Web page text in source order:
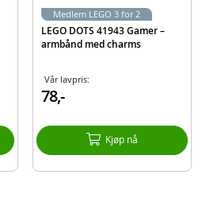
LEGO DOTS 41943 Gamer –
armbånd med charms
Vår lavpris:
78,-
Kjøp nå
Medlem LEGO 3 for 2